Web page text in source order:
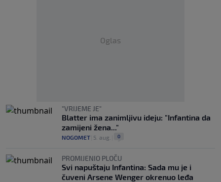
Oglas
"VRIJEME JE"
Blatter ima zanimljivu ideju: "Infantina da
zamijeni žena..."
NOGOMET 5. aug. 0
PROMIJENIO PLOČU
Svi napuštaju Infantina: Sada mu je i
čuveni Arsene Wenger okrenuo leđa